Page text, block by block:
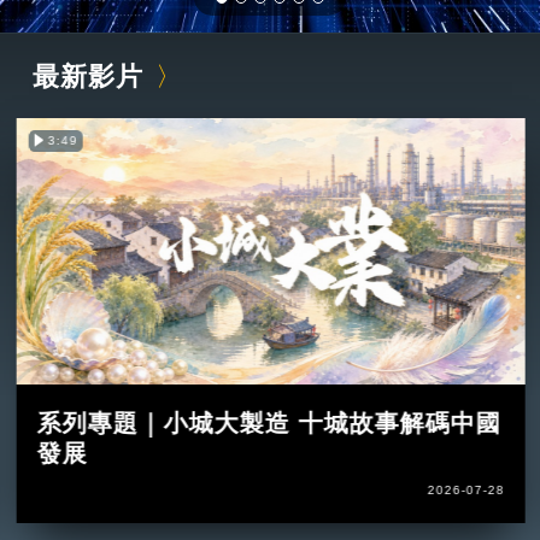
最新影片
3:49
系列專題｜小城大製造 十城故事解碼中國
發展
2026-07-28